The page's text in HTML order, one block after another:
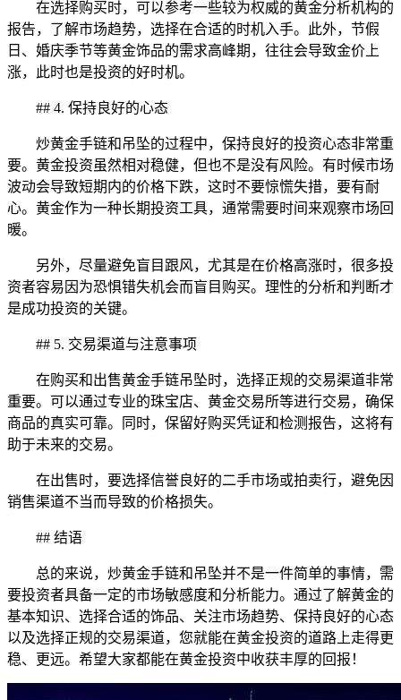
在选择购买时，可以参考一些较为权威的黄金分析机构的
报告，了解市场趋势，选择在合适的时机入手。此外，节假
日、婚庆季节等黄金饰品的需求高峰期，往往会导致金价上
涨，此时也是投资的好时机。
## 4. 保持良好的心态
炒黄金手链和吊坠的过程中，保持良好的投资心态非常重
要。黄金投资虽然相对稳健，但也不是没有风险。有时候市场
波动会导致短期内的价格下跌，这时不要惊慌失措，要有耐
心。黄金作为一种长期投资工具，通常需要时间来观察市场回
暖。
另外，尽量避免盲目跟风，尤其是在价格高涨时，很多投
资者容易因为恐惧错失机会而盲目购买。理性的分析和判断才
是成功投资的关键。
## 5. 交易渠道与注意事项
在购买和出售黄金手链吊坠时，选择正规的交易渠道非常
重要。可以通过专业的珠宝店、黄金交易所等进行交易，确保
商品的真实可靠。同时，保留好购买凭证和检测报告，这将有
助于未来的交易。
在出售时，要选择信誉良好的二手市场或拍卖行，避免因
销售渠道不当而导致的价格损失。
## 结语
总的来说，炒黄金手链和吊坠并不是一件简单的事情，需
要投资者具备一定的市场敏感度和分析能力。通过了解黄金的
基本知识、选择合适的饰品、关注市场趋势、保持良好的心态
以及选择正规的交易渠道，您就能在黄金投资的道路上走得更
稳、更远。希望大家都能在黄金投资中收获丰厚的回报！